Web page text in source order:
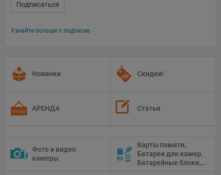
Подписаться
Узнайте больше о подписке
Новинки Скидки!
АРЕНДА Статьи
Фото и видео
камеры
Карты памяти,
Батареи для камер,
Батарейные блоки,